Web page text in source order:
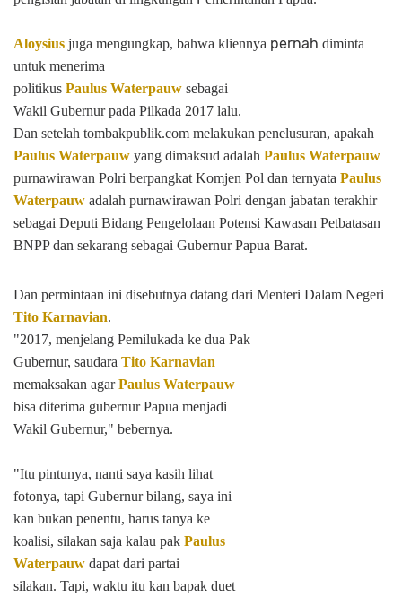
Aloysius juga mengungkap, bahwa kliennya pernah diminta
untuk menerima
politikus Paulus Waterpauw sebagai
Wakil Gubernur pada Pilkada 2017 lalu.
Dan setelah tombakpublik.com melakukan penelusuran, apakah
Paulus Waterpauw yang dimaksud adalah Paulus Waterpauw
purnawirawan Polri berpangkat Komjen Pol dan ternyata Paulus
Waterpauw adalah purnawirawan Polri dengan jabatan terakhir
sebagai Deputi Bidang Pengelolaan Potensi Kawasan Petbatasan
BNPP dan sekarang sebagai Gubernur Papua Barat.
Dan permintaan ini disebutnya datang dari Menteri Dalam Negeri
Tito Karnavian.
"2017, menjelang Pemilukada ke dua Pak
Gubernur, saudara Tito Karnavian
memaksakan agarPaulus Waterpauw
bisa diterima gubernur Papua menjadi
Wakil Gubernur," bebernya.
"Itu pintunya, nanti saya kasih lihat
fotonya, tapi Gubernur bilang, saya ini
kan bukan penentu, harus tanya ke
koalisi, silakan saja kalau pak Paulus
Waterpauw dapat dari partai
silakan. Tapi, waktu itu kan bapak duet